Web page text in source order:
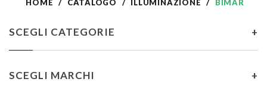
HOME CATALOGO ILLUMINAZIONE BIMAR
SCEGLI CATEGORIE +
SCEGLI MARCHI +